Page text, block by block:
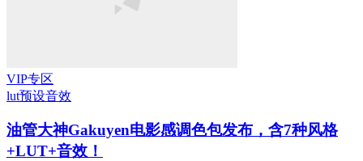
VIP专区
lut预设音效
油管大神Gakuyen电影感调色包发布，含7种风格
+LUT+音效！